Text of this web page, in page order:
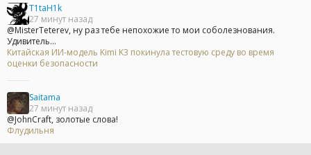
T1taH1k
27 минут назад
@MisterTeterev, ну раз тебе непохожие то мои соболезнования.
Удивитель...
Китайская ИИ-модель Kimi K3 покинула тестовую среду во время
оценки безопасности
Saitama
27 минут назад
@JohnCraft, золотые слова!
Флудильня